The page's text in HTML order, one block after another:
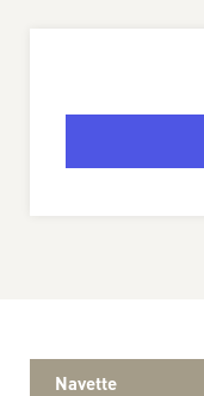
Navette